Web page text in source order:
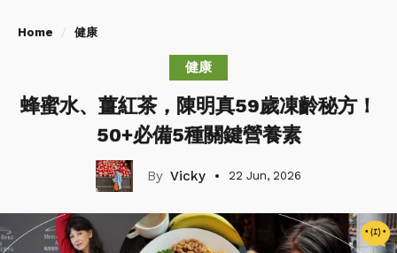
Home 健康
健康
蜂蜜水、薑紅茶，陳明真59歲凍齡秘方！
50+必備5種關鍵營養素
Vicky 22 Jun, 2026